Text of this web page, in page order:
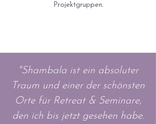
Projektgruppen.
"Shambala ist ein absoluter
Traum und einer der schönsten
Orte für Retreat & Seminare,
den ich bis jetzt gesehen habe.